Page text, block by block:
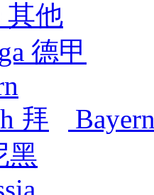
其他
德甲